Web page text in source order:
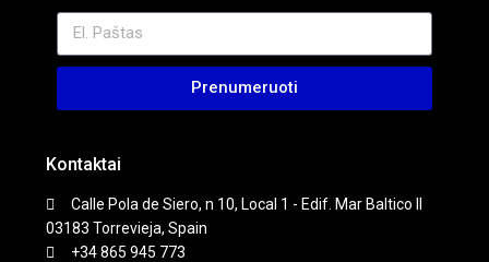
Prenumeruoti
Kontaktai
Calle Pola de Siero, n 10, Local 1 - Edif. Mar Baltico II
03183 Torrevieja, Spain
+34 865 945 773